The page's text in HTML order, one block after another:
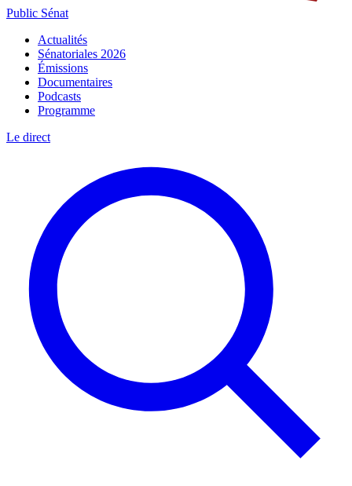
Public Sénat
Actualités
Sénatoriales 2026
Émissions
Documentaires
Podcasts
Programme
Le direct